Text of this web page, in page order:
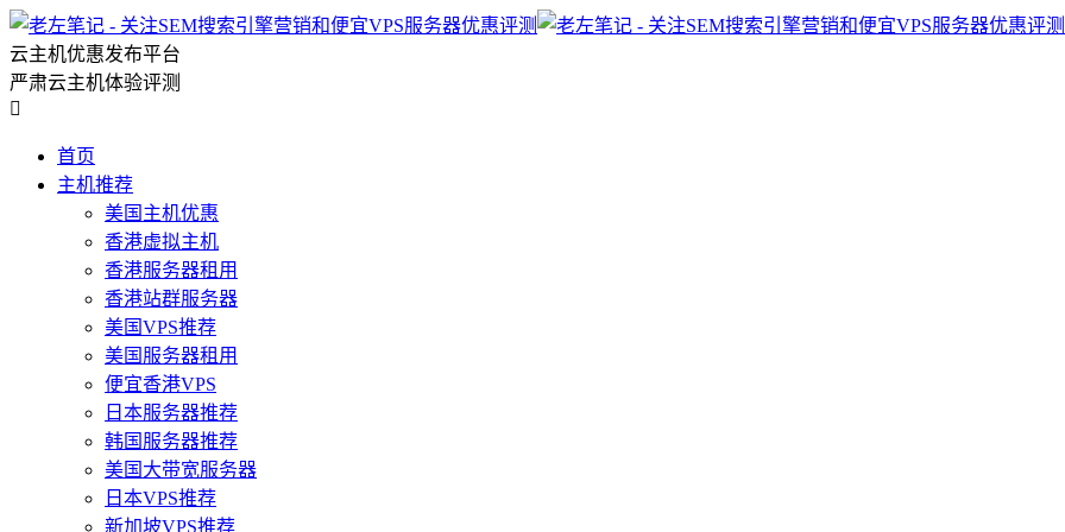
云主机优惠发布平台
严肃云主机体验评测

首页
主机推荐
美国主机优惠
香港虚拟主机
香港服务器租用
香港站群服务器
美国VPS推荐
美国服务器租用
便宜香港VPS
日本服务器推荐
韩国服务器推荐
美国大带宽服务器
日本VPS推荐
新加坡VPS推荐